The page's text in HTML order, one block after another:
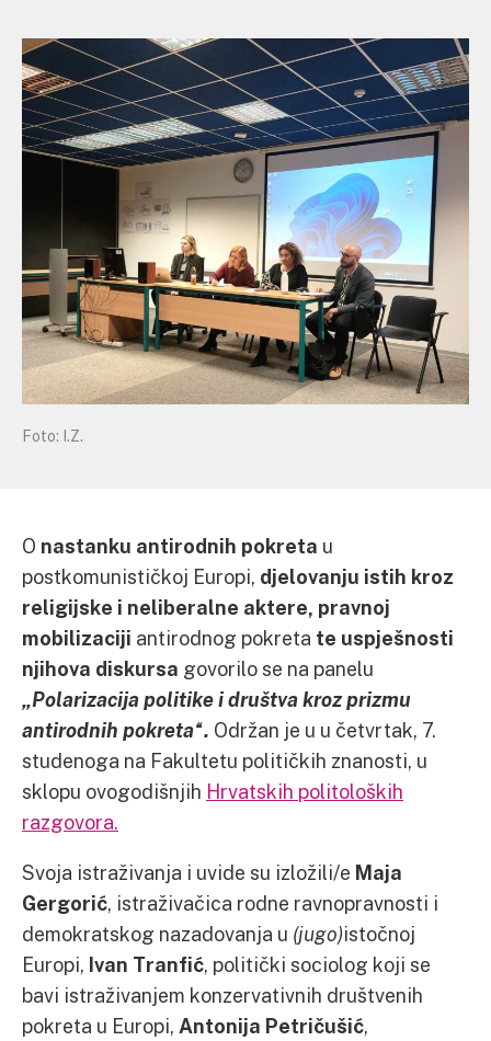
Foto: I.Z.
O nastanku antirodnih pokreta u
postkomunističkoj Europi, djelovanju istih kroz
religijske i neliberalne aktere, pravnoj
mobilizaciji antirodnog pokreta te uspješnosti
njihova diskursa govorilo se na panelu
„Polarizacija politike i društva kroz prizmu
antirodnih pokreta“. Održan je u u četvrtak, 7.
studenoga na Fakultetu političkih znanosti, u
sklopu ovogodišnjih Hrvatskih politoloških
razgovora.
Svoja istraživanja i uvide su izložili/e Maja
Gergorić, istraživačica rodne ravnopravnosti i
demokratskog nazadovanja u (jugo)istočnoj
Europi, Ivan Tranfić, politički sociolog koji se
bavi istraživanjem konzervativnih društvenih
pokreta u Europi, Antonija Petričušić,